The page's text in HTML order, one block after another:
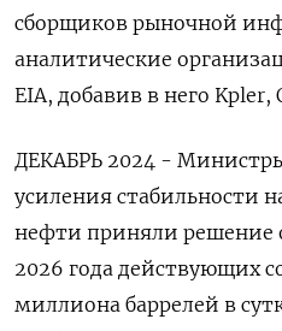
сборщиков рыночной
аналитические
EIA, добавив в него Kpler,
ДЕКАБРЬ 2024 -
усиления стабильности
нефти приняли решение
2026 года действующих
миллиона баррелей в